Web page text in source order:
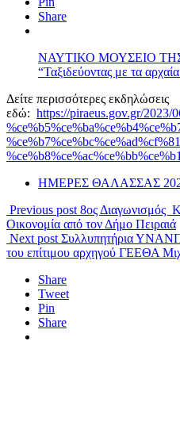
Share
ΝΑΥΤΙΚΟ ΜΟΥΣΕΙΟ
“Ταξιδεύοντας με τα
Δείτε περισσότερες εκδηλώσεις
εδώ: https://piraeus.gov.gr/2023/
ΗΜΕΡΕΣ ΘΑΛΑΣΣΑΣ
Previous post 8ος Διαγωνισμός
Οικονομία από τον Δήμο Πειραιά
Next post Συλλυπητήρια ΥΝΑΝΠ
του επίτιμου αρχηγού ΓΕΕΘΑ
Share
Tweet
Pin
Share